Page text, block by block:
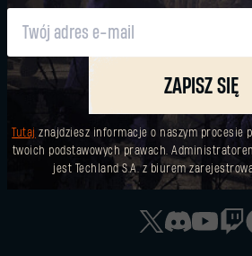
ZAPISZ SIĘ
Tutaj znajdziesz informacje o naszym procesie
twoich podstawowych prawach.
jest Techland S.A. z biurem